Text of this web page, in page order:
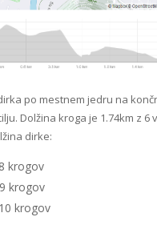
po mestnem jedru na
Dolžina kroga je 1.74km z 6
dirke:
krogov
krogov
krogov